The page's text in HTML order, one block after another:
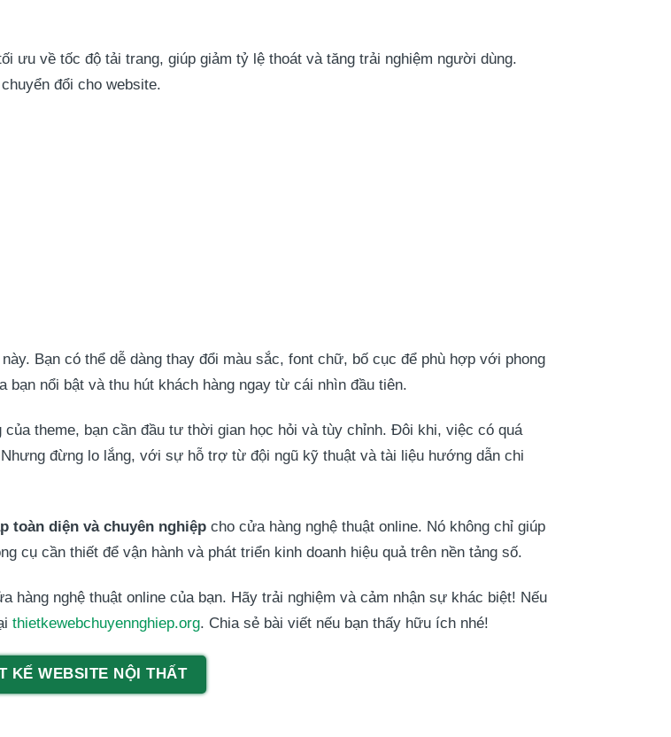
ưu về tốc độ tải trang, giúp giảm tỷ lệ thoát và tăng trải nghiệm người dùng.
đổi cho website.
Bạn có thể dễ dàng thay đổi màu sắc, font chữ, bố cục để phù hợp với phong
nổi bật và thu hút khách hàng ngay từ cái nhìn đầu tiên.
theme, bạn cần đầu tư thời gian học hỏi và tùy chỉnh. Đôi khi, việc có quá
đừng lo lắng, với sự hỗ trợ từ đội ngũ kỹ thuật và tài liệu hướng dẫn chi
toàn diện và chuyên nghiệp cho cửa hàng nghệ thuật online. Nó không chỉ giúp
cụ cần thiết để vận hành và phát triển kinh doanh hiệu quả trên nền tảng số.
hàng nghệ thuật online của bạn. Hãy trải nghiệm và cảm nhận sự khác biệt! Nếu
thietkewebchuyennghiep.org. Chia sẻ bài viết nếu bạn thấy hữu ích nhé!
KẾ WEBSITE NỘI THẤT